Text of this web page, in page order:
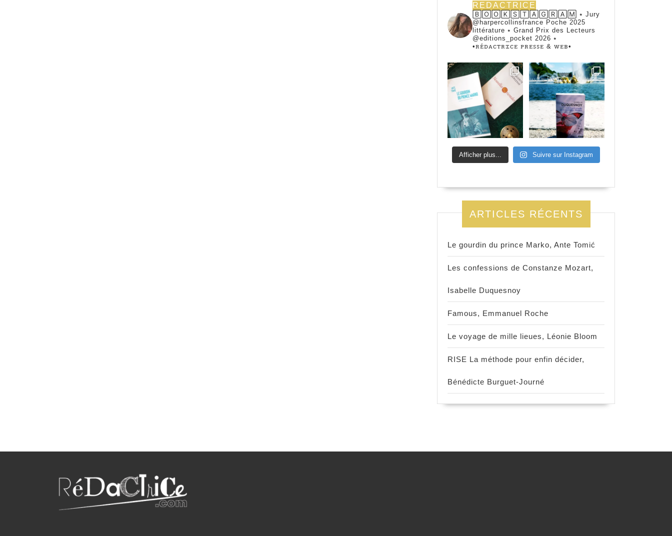
REDACTRICE
🄱🄾🄾🄺🅂🅃🄰🄶🅁🄰🄼 ⭑ Jury
@harpercollinsfrance Poche 2025
littérature ⭑ Grand Prix des Lecteurs
@editions_pocket 2026 ⭑
•ꭱꭼ́ꭰꭺꮯꭲꭱꮖꮯꭼ ꮲꭱꭼꮪꮪꭼ & ꮃꭼᏼ•
Afficher plus... Suivre sur Instagram
ARTICLES RÉCENTS
Le gourdin du prince Marko, Ante Tomić
Les confessions de Constanze Mozart,
Isabelle Duquesnoy
Famous, Emmanuel Roche
Le voyage de mille lieues, Léonie Bloom
RISE La méthode pour enfin décider,
Bénédicte Burguet-Journé